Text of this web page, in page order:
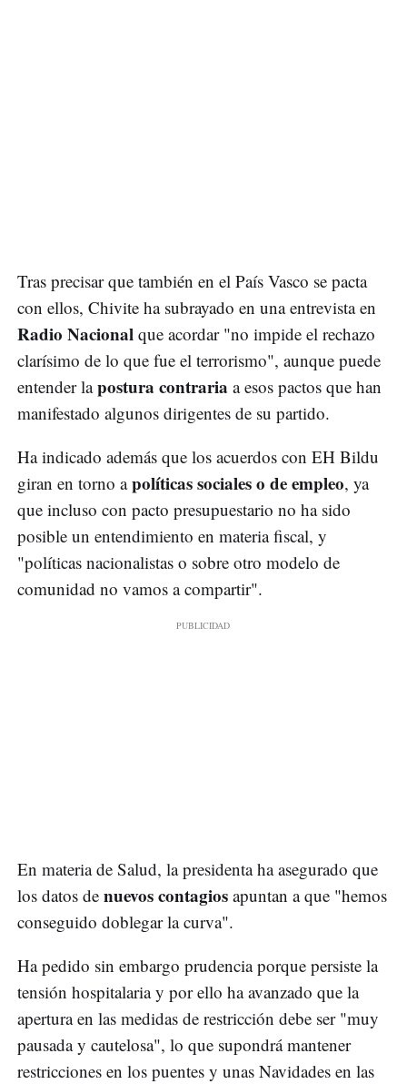
Tras precisar que también en el País Vasco se pacta
con ellos, Chivite ha subrayado en una entrevista en
Radio Nacional que acordar "no impide el rechazo
clarísimo de lo que fue el terrorismo", aunque puede
entender lapostura contraria a esos pactos que han
manifestado algunos dirigentes de su partido.
Ha indicado además que los acuerdos con EH Bildu
giran en torno apolíticas sociales o de empleo, ya
que incluso con pacto presupuestario no ha sido
posible un entendimiento en materia fiscal, y
"políticas nacionalistas o sobre otro modelo de
comunidad no vamos a compartir".
En materia de Salud, la presidenta ha asegurado que
los datos de nuevos contagios apuntan a que "hemos
conseguido doblegar la curva".
Ha pedido sin embargo prudencia porque persiste la
tensión hospitalaria y por ello ha avanzado que la
apertura en las medidas de restricción debe ser "muy
pausada y cautelosa", lo que supondrá mantener
restricciones en los puentes y unas Navidades en las